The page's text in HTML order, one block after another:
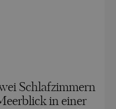
Schlafzimmern
in einer